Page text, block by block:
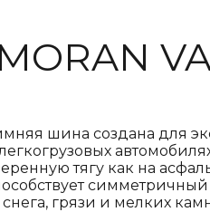
шина создана для
тягу как на
снега, грязи и мелких